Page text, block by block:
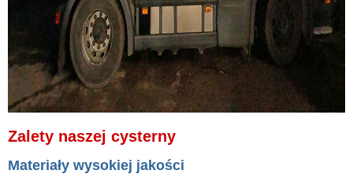
Zalety naszej cysterny
Materiały wysokiej jakości